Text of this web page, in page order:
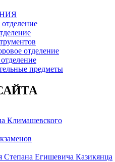
отделение
предметы
Климашевского
Степана Егишевича Казикянца